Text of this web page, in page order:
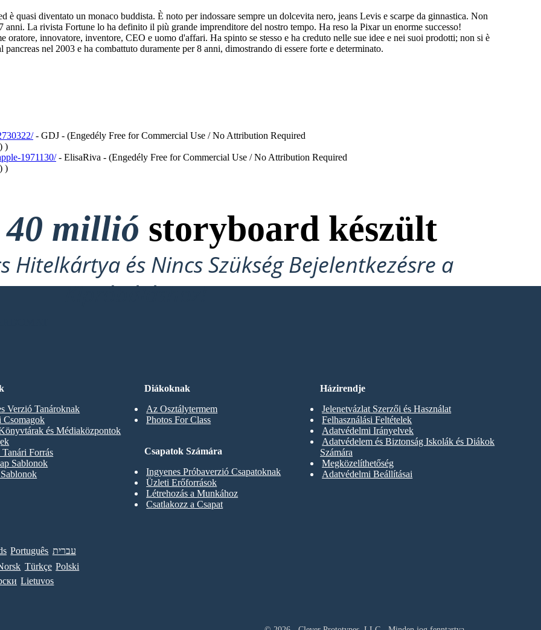
quasi diventato un monaco buddista. È noto per indossare sempre un dolcevita nero, jeans Levis e scarpe da ginnastica. Non
La rivista Fortune lo ha definito il più grande imprenditore del nostro tempo. Ha reso la Pixar un enorme successo!
oratore, innovatore, inventore, CEO e uomo d'affari. Ha spinto se stesso e ha creduto nelle sue idee e nei suoi prodotti; non si è
nel 2003 e ha combattuto duramente per 8 anni, dimostrando di essere forte e determinato.
- GDJ - (Engedély Free for Commercial Use / No Attribution Required
)
1971130/- ElisaRiva - (Engedély Free for Commercial Use / No Attribution Required
)
40 millió storyboard készült
Hitelkártya és Nincs Szükség Bejelentkezésre a
Kipróbáláshoz!
Diákoknak
Az Osztálytermem
Photos For Class
Verzió Tanároknak
Csomagok
és Médiaközpontok
Forrás
Sablonok
Csapatok Számára
Ingyenes Próbaverzió Csapatoknak
Üzleti Erőforrások
Létrehozás a Munkához
Csatlakozz a Csapat
Házirendje
Jelenetvázlat Szerzői és Használat
Felhasználási Feltételek
Adatvédelmi Irányelvek
Adatvédelem és Biztonság Iskolák és Diákok
Számára
Megközelíthetőség
Adatvédelmi Beállításai
Português עברית
Türkçe Polski
Lietuvos